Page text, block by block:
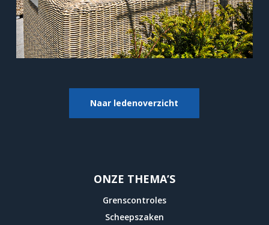
Naar ledenoverzicht
ONZE THEMA’S
Grenscontroles
Scheepszaken